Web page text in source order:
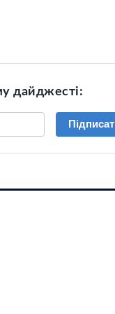
дайджесті: